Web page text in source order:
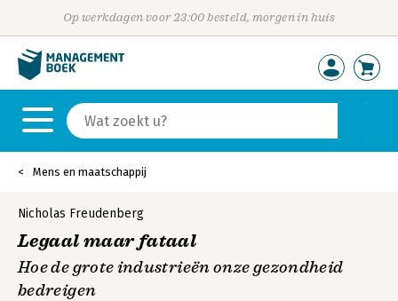
Op werkdagen voor 23:00 besteld, morgen in huis
Mens en maatschappij
Nicholas Freudenberg
Legaal maar fataal
Hoe de grote industrieën onze gezondheid
bedreigen